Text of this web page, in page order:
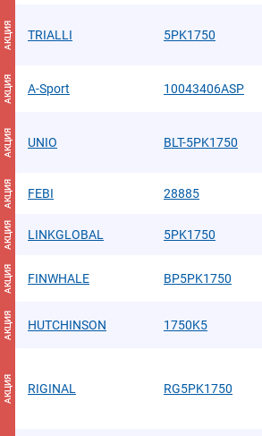
АКЦИЯ TRIALLI 5PK1750
АКЦИЯ A-Sport 10043406ASP
АКЦИЯ UNIO BLT-5PK1750
АКЦИЯ FEBI 28885
АКЦИЯ LINKGLOBAL 5PK1750
АКЦИЯ FINWHALE BP5PK1750
АКЦИЯ HUTCHINSON 1750K5
АКЦИЯ RIGINAL RG5PK1750